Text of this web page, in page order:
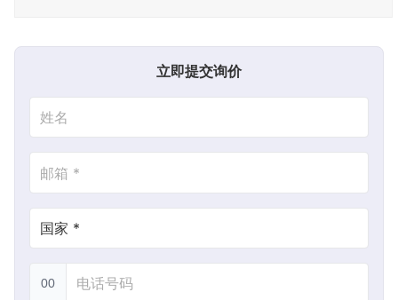
立即提交询价
00